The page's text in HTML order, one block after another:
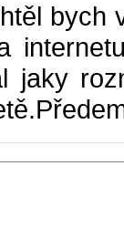
bych
jaky